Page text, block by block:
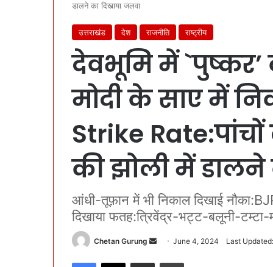
डालने का दिखाया जलवा
उत्तराखंड देश राजनीति राष्ट्रीय
देवभूमि में `पुष्कर’
मोदी के साए में
Strike
की झोली में डालने
आंधी-तूफ़ान में भी निकाल दिखाई
दिखाया फतह:त्रिवेंद्र-भट्ट-बलूनी-टम्टा-
Chetan Gurung June 4, 2024 Last